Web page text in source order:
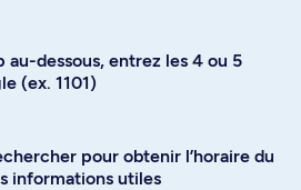
au-dessous, entrez les 4 ou 5
(ex. 1101)
pour obtenir l’horaire du
informations utiles